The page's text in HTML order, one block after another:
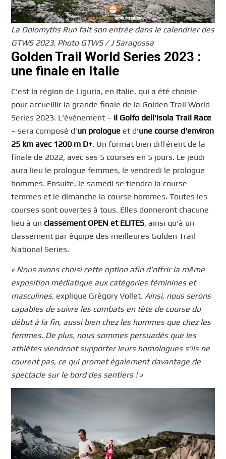
La Dolomyths Run fait son entrée dans le calendrier des
GTWS 2023. Photo GTWS / J Saragossa
Golden Trail World Series 2023 :
une finale en Italie
C’est la région de Liguria, en Italie, qui a été choisie
pour accueillir la grande finale de la Golden Trail World
Series 2023. L’événement – Il Golfo dell’Isola Trail Race
– sera composé d’un prologue et d’une course d’environ
25 km avec 1200 m D+. Un format bien différent de la
finale de 2022, avec ses 5 courses en 5 jours. Le jeudi
aura lieu le prologue femmes, le vendredi le prologue
hommes. Ensuite, le samedi se tiendra la course
femmes et le dimanche la course hommes. Toutes les
courses sont ouvertes à tous. Elles donneront chacune
lieu à un classement OPEN et ELITES, ainsi qu’à un
classement par équipe des meilleures Golden Trail
National Series.
« Nous avons choisi cette option afin d’offrir la même
exposition médiatique aux catégories féminines et
masculines, explique Grégory Vollet. Ainsi, nous serons
capables de suivre les combats en tête de course du
début à la fin, aussi bien chez les hommes que chez les
femmes. De plus, nous sommes persuadés que les
athlètes viendront supporter leurs homologues s’ils ne
courent pas, ce qui promet également davantage de
spectacle sur le bord des sentiers ! »